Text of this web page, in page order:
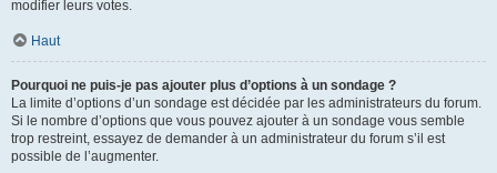
modifier leurs votes.
Haut
Pourquoi ne puis-je pas ajouter plus d’options à un sondage ?
La limite d’options d’un sondage est décidée par les administrateurs du forum.
Si le nombre d’options que vous pouvez ajouter à un sondage vous semble
trop restreint, essayez de demander à un administrateur du forum s’il est
possible de l’augmenter.